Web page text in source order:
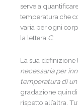
serve a
temperatura che
varia per ogni
la lettera C.
La sua
necessaria per
temperatura di
gradazione
rispetto all’altra.